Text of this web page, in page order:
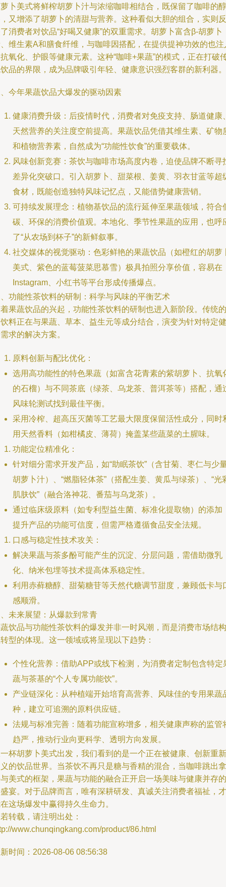
卜美式将鲜榨胡萝卜汁与浓缩咖啡相结合，既保留了咖啡的醇
又增添了胡萝卜的清甜与营养。这种看似大胆的组合，实则反
消费者对饮品“好喝又健康”的双重需求。胡萝卜富含β-胡萝卜
维生素A和膳食纤维，与咖啡因搭配，在提供提神功效的也注
氧化、护眼等健康元素。这种“咖啡+果蔬”的模式，正在打破
品的界限，成为品牌吸引年轻、健康意识强烈客群的新利器。
今年果蔬饮品大爆发的驱动因素
健康消费升级：后疫情时代，消费者对免疫支持、肠道健康
天然营养的关注度空前提高。果蔬饮品凭借其维生素、矿物
和植物营养素，自然成为“功能性饮食”的重要载体。
风味创新竞赛：茶饮与咖啡市场高度内卷，迫使品牌不断寻
差异化突破口。引入胡萝卜、甜菜根、姜黄、羽衣甘蓝等超
食材，既能创造独特风味记忆点，又能借势健康营销。
可持续发展理念：植物基饮品的流行延伸至果蔬领域，符合
碳、环保的消费价值观。本地化、季节性果蔬的应用，也呼
了“从农场到杯子”的新鲜叙事。
社交媒体的视觉驱动：色彩鲜艳的果蔬饮品（如橙红的胡萝
美式、紫色的蓝莓菠菜思慕雪）极具拍照分享价值，容易在
Instagram、小红书等平台形成传播爆点。
功能性茶饮料的研制：科学与风味的平衡艺术
果蔬饮品的兴起，功能性茶饮料的研制也进入新阶段。传统的
料正在与果蔬、草本、益生元等成分结合，演变为针对特定健
求的解决方案。
原料创新与配比优化：
选用高功能性的特色果蔬（如富含花青素的紫胡萝卜、抗氧
的石榴）与不同茶底（绿茶、乌龙茶、普洱茶等）搭配，通
风味轮测试找到最佳平衡。
采用冷榨、超高压灭菌等工艺最大限度保留活性成分，同时
用天然香料（如柑橘皮、薄荷）掩盖某些蔬菜的土腥味。
功能定位精准化：
针对细分需求开发产品，如“助眠茶饮”（含甘菊、枣仁与少
胡萝卜汁）、“燃脂轻体茶”（搭配生姜、黄瓜与绿茶）、“光
肌肤饮”（融合洛神花、番茄与乌龙茶）。
通过临床级原料（如专利型益生菌、标准化提取物）的添加
提升产品的功能可信度，但需严格遵循食品安全法规。
口感与稳定性技术攻关：
解决果蔬与茶多酚可能产生的沉淀、分层问题，需借助微乳
化、纳米包埋等技术提高体系稳定性。
利用赤藓糖醇、甜菊糖苷等天然代糖调节甜度，兼顾低卡与
感顺滑。
未来展望：从爆款到常青
饮品与功能性茶饮料的爆发并非一时风潮，而是消费市场结构
型的体现。这一领域或将呈现以下趋势：
个性化营养：借助APP或线下检测，为消费者定制包含特定
蔬与茶基的“个人专属功能饮”。
产业链深化：从种植端开始培育高营养、风味佳的专用果蔬
种，建立可追溯的原料供应链。
法规与标准完善：随着功能宣称增多，相关健康声称的监管
趋严，推动行业向更科学、透明方向发展。
杯胡萝卜美式出发，我们看到的是一个正在被健康、创新重新
的饮品世界。当茶饮不再只是糖与香精的混合，当咖啡跳出拿
美式的框架，果蔬与功能的融合正开启一场美味与健康并存的
宴。对于品牌而言，唯有深耕研发、真诚关注消费者福祉，才
这场爆发中赢得持久生命力。
转载，请注明出处：
www.chunqingkang.com/product/86.html
时间：2026-08-06 08:56:38